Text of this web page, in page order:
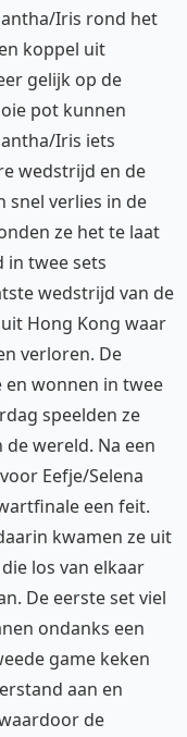
Iris rond het
koppel uit
gelijk op de
pot kunnen
Iris iets
wedstrijd en de
snel verlies in de
ze het te laat
in twee sets
wedstrijd van de
Hong Kong waar
verloren. De
en wonnen in twee
speelden ze
wereld. Na een
Eefje/Selena
een feit.
kwamen ze uit
los van elkaar
De eerste set viel
ondanks een
game keken
aan en
de